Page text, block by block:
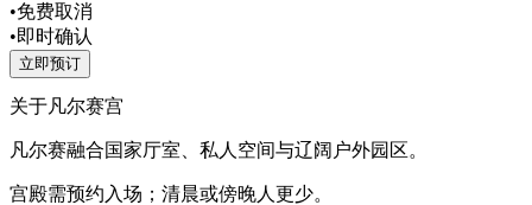
•免费取消
•即时确认
立即预订
关于凡尔赛宫
凡尔赛融合国家厅室、私人空间与辽阔户外园区。
宫殿需预约入场；清晨或傍晚人更少。